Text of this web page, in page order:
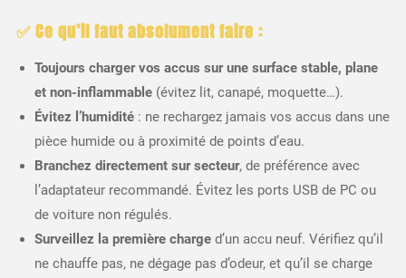
✅ Ce qu’il faut absolument faire :
Toujours charger vos accus sur une surface stable, plane
et non-inflammable(évitez lit, canapé, moquette…).
Évitez l’humidité: ne rechargez jamais vos accus dans une
pièce humide ou à proximité de points d’eau.
Branchez directement sur secteur, de préférence avec
l’adaptateur recommandé. Évitez les ports USB de PC ou
de voiture non régulés.
Surveillez la première charged’un accu neuf. Vérifiez qu’il
ne chauffe pas, ne dégage pas d’odeur, et qu’il se charge